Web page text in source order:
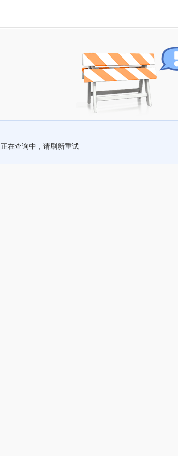
正在查询中，请刷新重试